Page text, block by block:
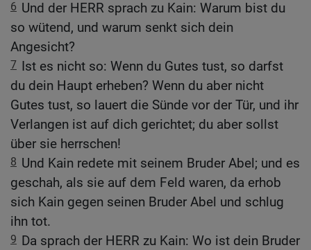
6 Und der HERR sprach zu Kain: Warum bist du
so wütend, und warum senkt sich dein
Angesicht?
7 Ist es nicht so: Wenn du Gutes tust, so darfst
du dein Haupt erheben? Wenn du aber nicht
Gutes tust, so lauert die Sünde vor der Tür, und ihr
Verlangen ist auf dich gerichtet; du aber sollst
über sie herrschen!
8 Und Kain redete mit seinem Bruder Abel; und es
geschah, als sie auf dem Feld waren, da erhob
sich Kain gegen seinen Bruder Abel und schlug
ihn tot.
9 Da sprach der HERR zu Kain: Wo ist dein Bruder